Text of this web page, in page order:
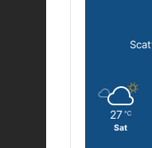
27 ℃
Sat